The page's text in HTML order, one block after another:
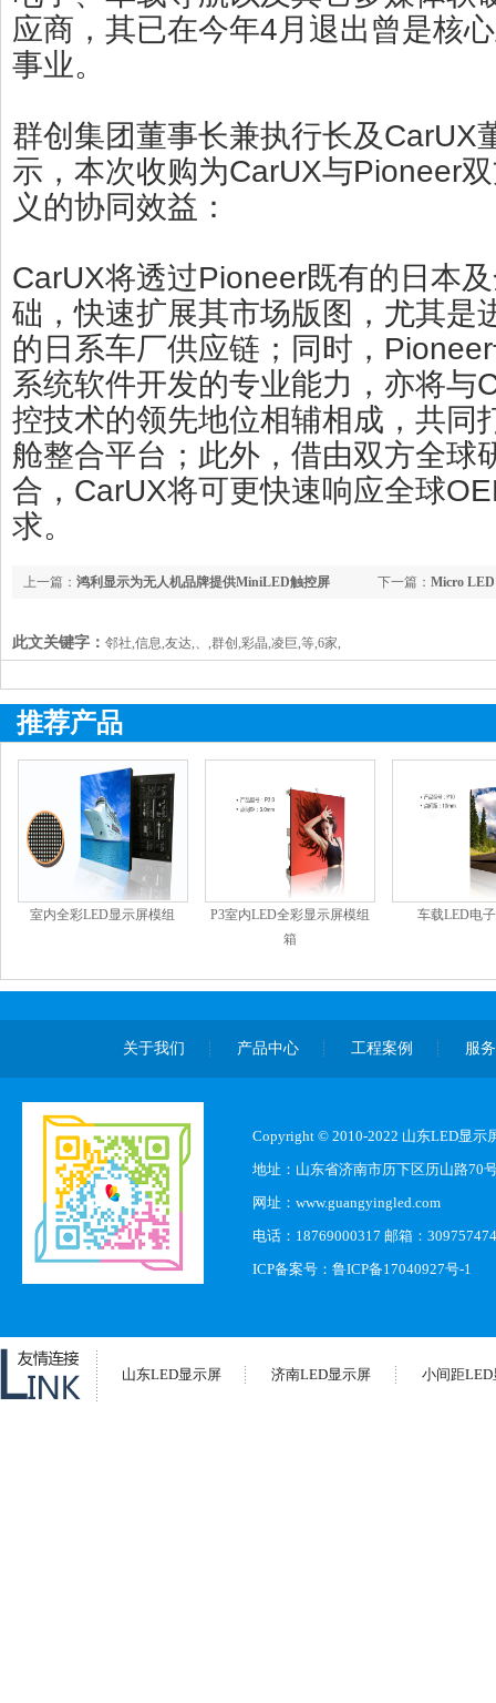
应商，其已在今年4月退出曾是核
事业。
群创集团董事长兼执行长及CarUX
示，本次收购为CarUX与Pioneer
义的协同效益：
CarUX将透过Pioneer既有的日本
础，快速扩展其市场版图，尤其是
的日系车厂供应链；同时，
系统软件开发的专业能力，亦将与
控技术的领先地位相辅相成，共同
舱整合平台；此外，借由双方全球
合，CarUX将可更快速响应全球
求。
下一篇： Micro
上一篇： 鸿利显示为无人机品牌提供MiniLED触控屏
此文关键字： 邻社,信息,友达,、,群创,彩晶,凌巨,等,6家,
推荐产品
室内全彩LED显示屏模组
P3室内LED全彩显示屏模组
箱
车载LED电
关于我们 产品中心 工程案例 服
Copyright © 2010-2022 山东LED显示
地址：山东省济南市历下区历山路70
网址：www.guangyingled.com
电话：18769000317 邮箱：
ICP备案号： 鲁ICP备17040927号-1
山东LED显示屏 济南LED显示屏 小间距